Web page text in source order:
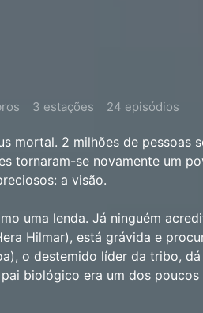
3 estações 24 episódios
mortal. 2 milhões de pessoas
tornaram-se novamente um
a visão.
uma lenda. Já ninguém
Hilmar), está grávida e
o destemido líder da tribo,
biológico era um dos poucos